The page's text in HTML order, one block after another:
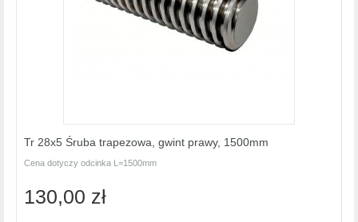
Tr 28x5 Śruba trapezowa, gwint prawy, 1500mm
Cena dotyczy odcinka L=1500mm
130,00 zł